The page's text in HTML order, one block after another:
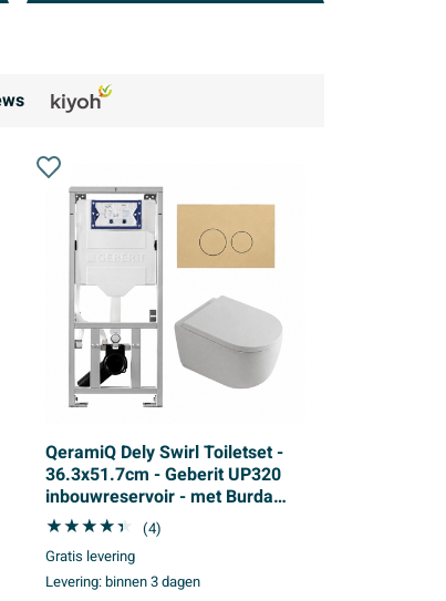
QeramiQ Dely Swirl Toiletset -
36.3x51.7cm - Geberit UP320
inbouwreservoir - met Burda
frame - 35mm zitting -
bedieningsplaat beige - ronde
knoppen - wit mat
(4)
Gratis levering
Levering:binnen 3 dagen